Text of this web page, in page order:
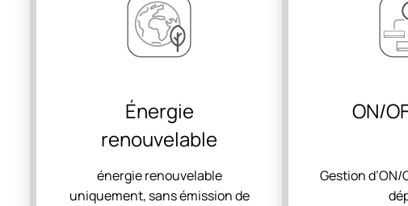
Énergie
renouvelable
énergie renouvelable
uniquement, sans émission de
ON/
Gestion